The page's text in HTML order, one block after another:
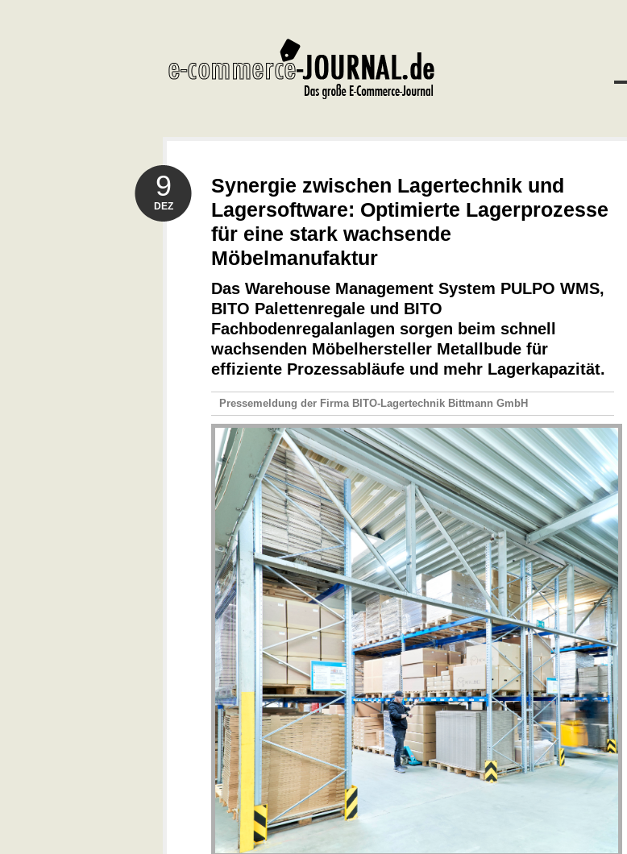
Synergie zwischen Lagertechnik und
Lagersoftware: Optimierte Lagerprozesse
für eine stark wachsende
Möbelmanufaktur
9
DEZ
Das Warehouse Management System PULPO WMS,
BITO Palettenregale und BITO
Fachbodenregalanlagen sorgen beim schnell
wachsenden Möbelhersteller Metallbude für
effiziente Prozessabläufe und mehr Lagerkapazität.
Pressemeldung der Firma BITO-Lagertechnik Bittmann GmbH